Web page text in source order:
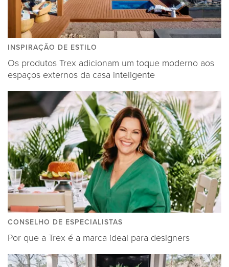
INSPIRAÇÃO DE ESTILO
Os produtos Trex adicionam um toque moderno aos
espaços externos da casa inteligente
CONSELHO DE ESPECIALISTAS
Por que a Trex é a marca ideal para designers